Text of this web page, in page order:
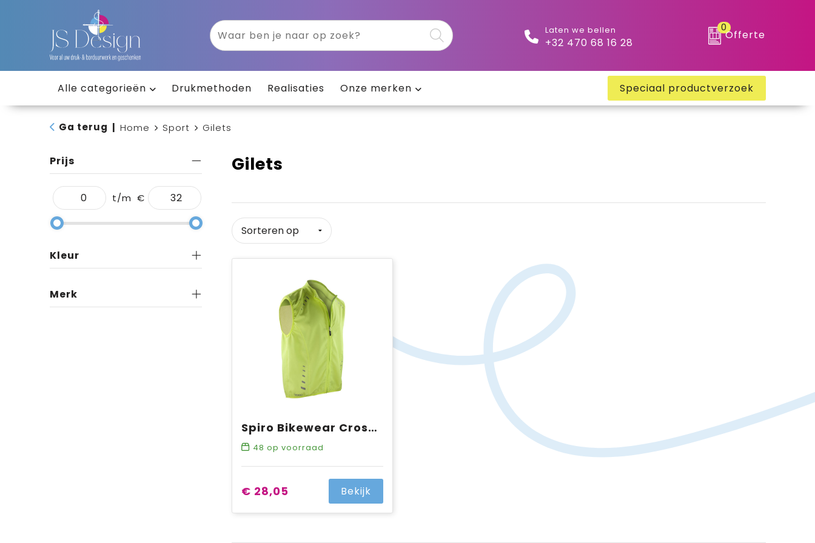
Laten we bellen
+32 470 68 16 28
0
Offerte
Alle categorieën Drukmethoden Realisaties Onze merken Speciaal productverzoek
Ga terug Home Sport Gilets
Prijs
t/m €
Kleur
Merk
Gilets
Spiro Bikewear Crosslite Gilet
48 op voorraad
€ 28,05 Bekijk